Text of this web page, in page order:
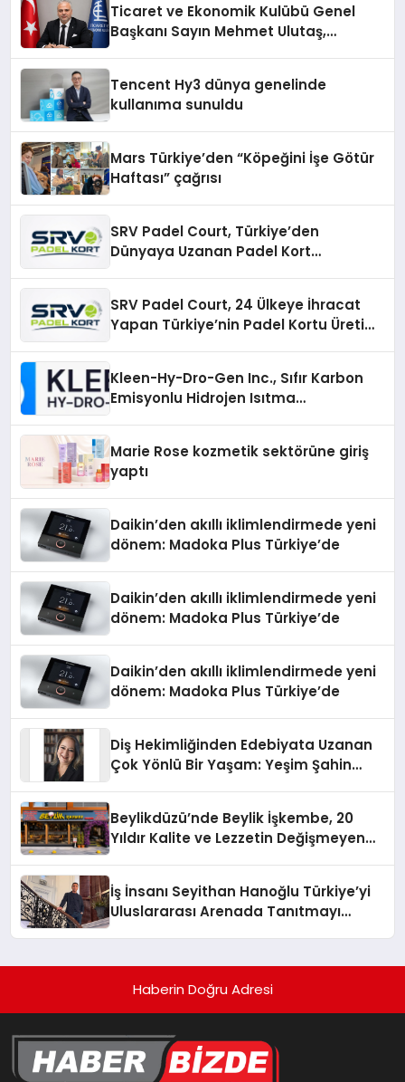
Ticaret ve Ekonomik Kulübü Genel
Başkanı Sayın Mehmet Ulutaş,
Tencent Hy3 dünya genelinde
kullanıma sunuldu
Mars Türkiye’den “Köpeğini İşe Götür
Haftası” çağrısı
SRV Padel Court, Türkiye’den
Dünyaya Uzanan Padel Kort
SRV Padel Court, 24 Ülkeye İhracat
Yapan Türkiye’nin Padel Kortu Üretim
Kleen-Hy-Dro-Gen Inc., Sıfır Karbon
Emisyonlu Hidrojen Isıtma
Marie Rose kozmetik sektörüne giriş
yaptı
Daikin’den akıllı iklimlendirmede yeni
dönem: Madoka Plus Türkiye’de
Daikin’den akıllı iklimlendirmede yeni
dönem: Madoka Plus Türkiye’de
Daikin’den akıllı iklimlendirmede yeni
dönem: Madoka Plus Türkiye’de
Diş Hekimliğinden Edebiyata Uzanan
Çok Yönlü Bir Yaşam: Yeşim Şahin
Beylikdüzü’nde Beylik İşkembe, 20
Yıldır Kalite ve Lezzetin Değişmeyen
İş İnsanı Seyithan Hanoğlu Türkiye’yi
Uluslararası Arenada Tanıtmayı
Haberin Doğru Adresi